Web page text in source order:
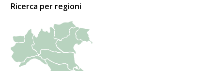
Ricerca per regioni